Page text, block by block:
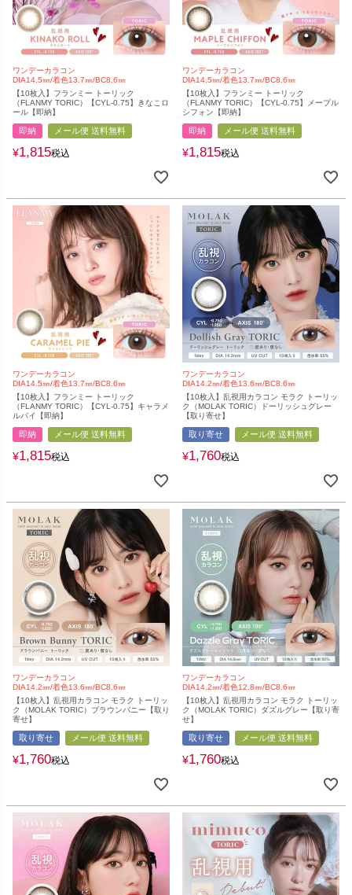
ワンデーカラコン
DIA14.5㎜/着色13.7㎜/BC8.6㎜
【10枚入】フランミー トーリック
（FLANMY TORIC）【CYL-0.75】きなこロ
ール【即納】
即納 メール便 送料無料
¥1,815税込
ワンデーカラコン
DIA14.5㎜/着色13.7㎜/BC8.6㎜
【10枚入】フランミー トーリック
（FLANMY TORIC）【CYL-0.75】メープル
シフォン【即納】
即納 メール便 送料無料
¥1,815税込
ワンデーカラコン
DIA14.5㎜/着色13.7㎜/BC8.6㎜
【10枚入】フランミー トーリック
（FLANMY TORIC）【CYL-0.75】キャラメ
ルパイ【即納】
即納 メール便 送料無料
¥1,815税込
ワンデーカラコン
DIA14.2㎜/着色13.6㎜/BC8.6㎜
【10枚入】乱視用カラコン モラク トーリッ
ク（MOLAK TORIC）ドーリッシュグレー
【取り寄せ】
取り寄せ メール便 送料無料
¥1,760税込
ワンデーカラコン
DIA14.2㎜/着色13.6㎜/BC8.6㎜
【10枚入】乱視用カラコン モラク トーリッ
ク（MOLAK TORIC）ブラウンバニー【取り
寄せ】
取り寄せ メール便 送料無料
¥1,760税込
ワンデーカラコン
DIA14.2㎜/着色12.8㎜/BC8.6㎜
【10枚入】乱視用カラコン モラク トーリッ
ク（MOLAK TORIC）ダズルグレー【取り寄
せ】
取り寄せ メール便 送料無料
¥1,760税込